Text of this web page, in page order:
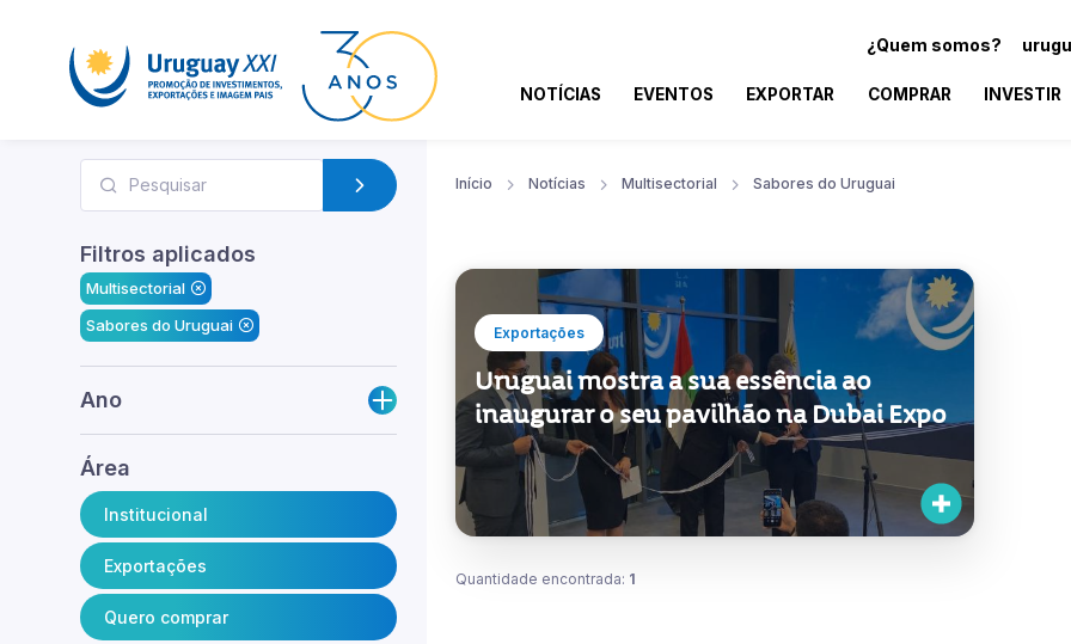
¿Quem somos?
NOTÍCIAS EVENTOS EXPORTAR COMPRAR INVESTIR
Filtros aplicados
Multisectorial
Sabores do Uruguai
Ano
Área
Institucional
Exportações
Quero comprar
Início Notícias Multisectorial Sabores do Uruguai
Exportações
Uruguai mostra a sua essência ao
inaugurar o seu pavilhão na Dubai Expo
Quantidade encontrada: 1